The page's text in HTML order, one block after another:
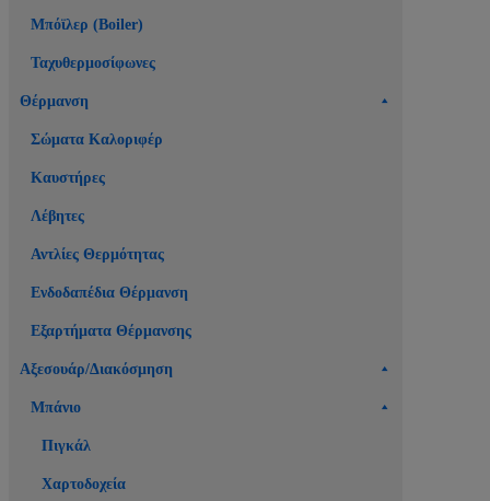
Μπόϊλερ (Boiler)
Ταχυθερμοσίφωνες
Θέρμανση
Σώματα Καλοριφέρ
Καυστήρες
Λέβητες
Αντλίες Θερμότητας
Ενδοδαπέδια Θέρμανση
Εξαρτήματα Θέρμανσης
Αξεσουάρ/Διακόσμηση
Μπάνιο
Πιγκάλ
Χαρτοδοχεία